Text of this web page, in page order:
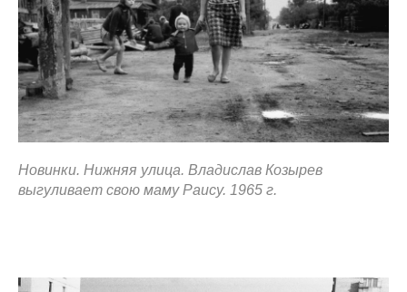
Новинки. Нижняя улица. Владислав Козырев
выгуливает свою маму Раису. 1965 г.